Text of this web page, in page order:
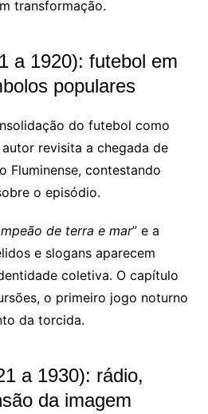
transformação.
a 1920): futebol em
populares
do futebol como
revisita a chegada de
Fluminense, contestando
o episódio.
de terra e mar” e a
e slogans aparecem
coletiva. O capítulo
o primeiro jogo noturno
da torcida.
a 1930): rádio,
da imagem